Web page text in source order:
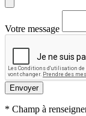
Votre message
Envoyer
* Champ à